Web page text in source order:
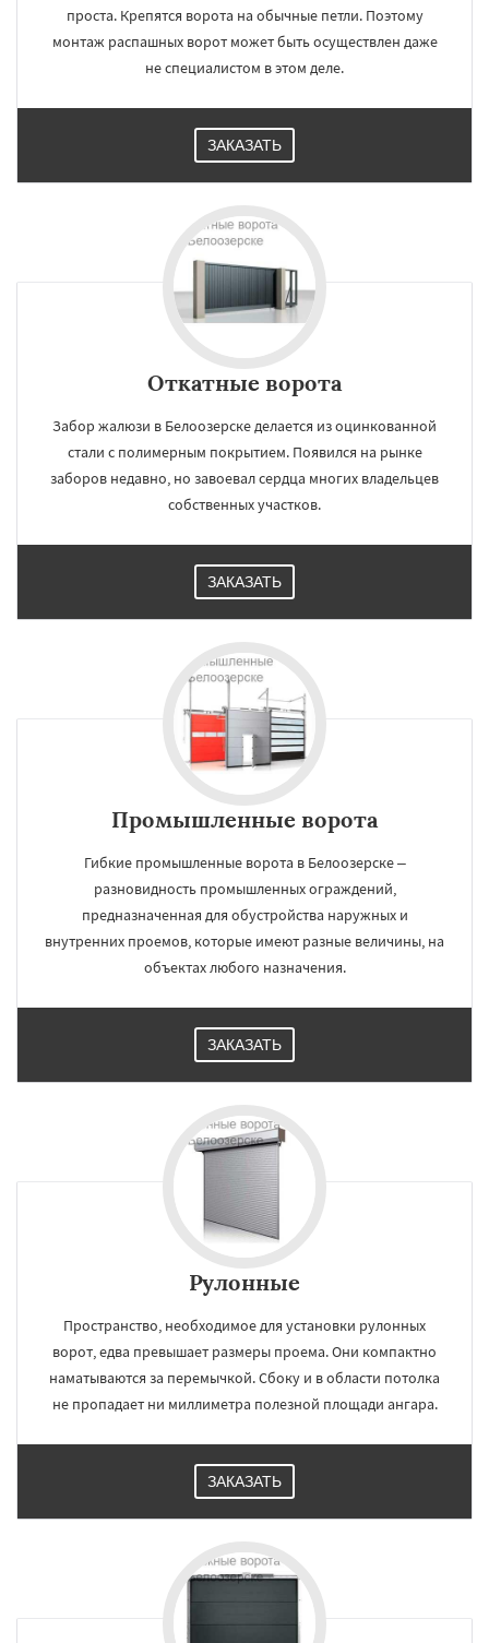
проста. Крепятся ворота на обычные петли. Поэтому
монтаж распашных ворот может быть осуществлен даже
не специалистом в этом деле.
ЗАКАЗАТЬ
Откатные ворота
Забор жалюзи в Белоозерске делается из оцинкованной
стали с полимерным покрытием. Появился на рынке
заборов недавно, но завоевал сердца многих владельцев
собственных участков.
ЗАКАЗАТЬ
Промышленные ворота
Гибкие промышленные ворота в Белоозерске –
разновидность промышленных ограждений,
предназначенная для обустройства наружных и
внутренних проемов, которые имеют разные величины, на
объектах любого назначения.
ЗАКАЗАТЬ
Рулонные
Пространство, необходимое для установки рулонных
ворот, едва превышает размеры проема. Они компактно
наматываются за перемычкой. Сбоку и в области потолка
не пропадает ни миллиметра полезной площади ангара.
ЗАКАЗАТЬ